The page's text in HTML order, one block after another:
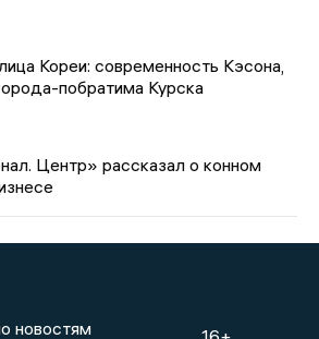
Кореи: современность Кэсона,
побратима Курска
Центр» рассказал о конном
новостям